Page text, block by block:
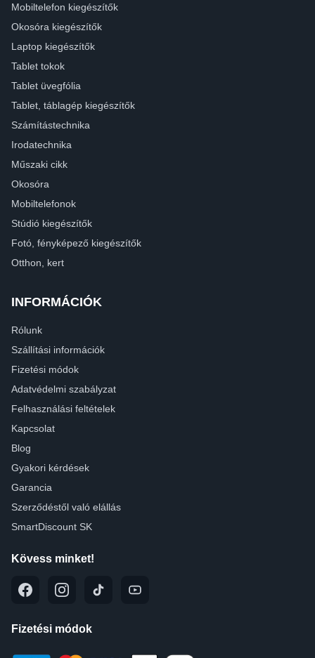
Mobiltelefon kiegészítők
Okosóra kiegészítők
Laptop kiegészítők
Tablet tokok
Tablet üvegfólia
Tablet, táblagép kiegészítők
Számítástechnika
Irodatechnika
Műszaki cikk
Okosóra
Mobiltelefonok
Stúdió kiegészítők
Fotó, fényképező kiegészítők
Otthon, kert
INFORMÁCIÓK
Rólunk
Szállítási információk
Fizetési módok
Adatvédelmi szabályzat
Felhasználási feltételek
Kapcsolat
Blog
Gyakori kérdések
Garancia
Szerződéstől való elállás
SmartDiscount SK
Kövess minket!
Fizetési módok